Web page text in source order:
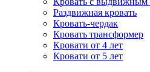
Раздвижная кровать
Кровать-чердак
Кровать трансформер
Кровати от 4 лет
Кровати от 5 лет